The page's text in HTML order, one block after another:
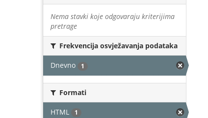
Nema stavki koje odgovaraju kriterijima
pretrage
Frekvencija osvježavanja podataka
Dnevno 1
Formati
HTML 1